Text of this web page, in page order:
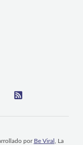
por Be Viral , La